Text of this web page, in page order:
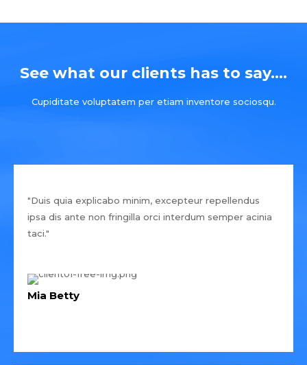
See what our clients has to say....
Cupiditate voluptatem per etiam inventore sociosqu.
"Duis quia explicabo minim, excepteur repellendus
ipsa dis ante non fringilla orci interdum semper acinia
taci."
Mia Betty